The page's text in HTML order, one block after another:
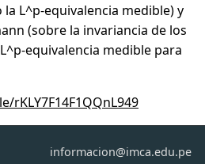
L^p-equivalencia medible) y
(sobre la invariancia de los
equivalencia medible para
rKLY7F14F1QQnL949
informacion@imca.edu.pe